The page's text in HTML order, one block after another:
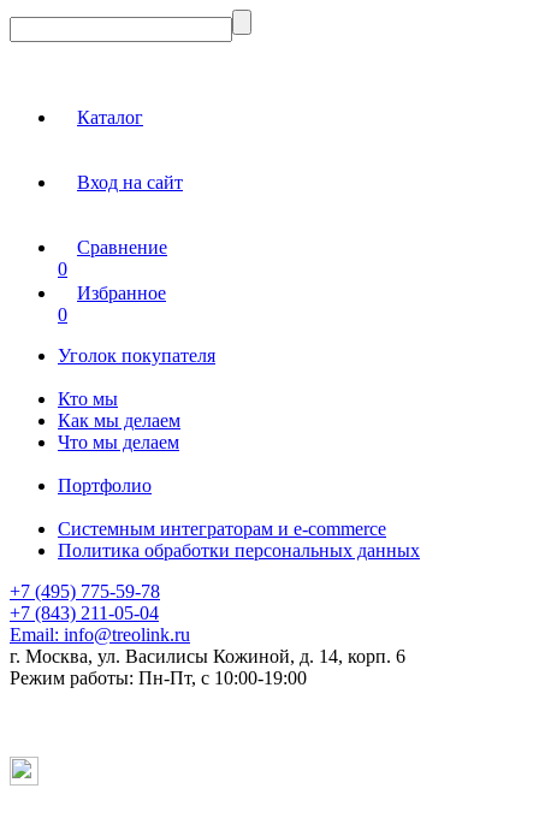
Каталог
Вход на сайт
Сравнение
0
Избранное
0
Уголок покупателя
Кто мы
Как мы делаем
Что мы делаем
Портфолио
Системным интеграторам и e-commerce
Политика обработки персональных данных
+7 (495) 775-59-78
+7 (843) 211-05-04
Email: info@treolink.ru
г. Москва, ул. Василисы Кожиной, д. 14, корп. 6
Режим работы: Пн-Пт, с 10:00-19:00